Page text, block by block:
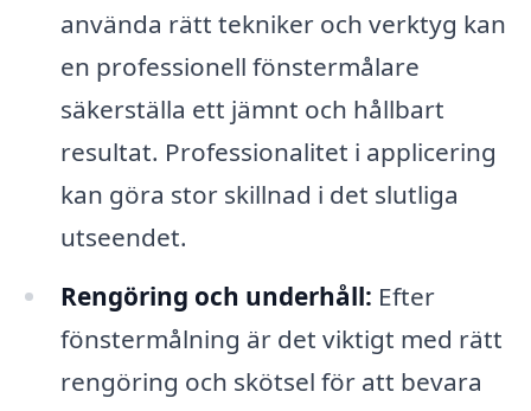
använda rätt tekniker och verktyg kan
en professionell fönstermålare
säkerställa ett jämnt och hållbart
resultat. Professionalitet i applicering
kan göra stor skillnad i det slutliga
utseendet.
Rengöring och underhåll: Efter
fönstermålning är det viktigt med rätt
rengöring och skötsel för att bevara